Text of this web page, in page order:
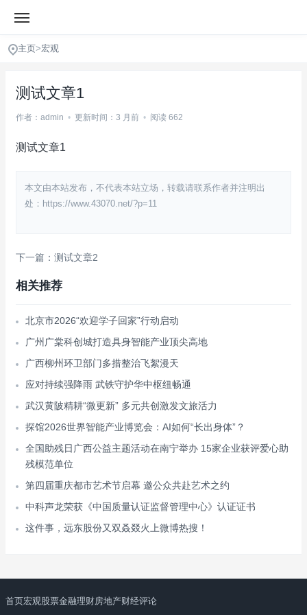
主页>宏观
测试文章1
作者：admin • 更新时间：3 月前 • 阅读 662
测试文章1
本文由本站发布，不代表本站立场，转载请联系作者并注明出
处：https://www.43070.net/?p=11
下一篇：测试文章2
相关推荐
北京市2026“欢迎学子回家”行动启动
广州广棠科创城打造具身智能产业顶尖高地
广西柳州环卫部门多措整治飞絮漫天
应对持续强降雨 武铁守护华中枢纽畅通
武汉黄陂精耕“微更新” 多元共创激发文旅活力
探馆2026世界智能产业博览会：AI如何“长出身体”？
全国助残日广西公益主题活动在南宁举办 15家企业获评爱心助
残模范单位
第四届重庆都市艺术节启幕 邀公众共赴艺术之约
中科声龙荣获《中国质量认证监督管理中心》认证证书
这件事，远东股份又双叒叕火上微博热搜！
首页宏观股票金融理财房地产财经评论